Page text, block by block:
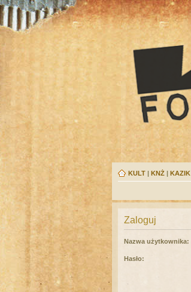
KULT | KNŻ | KAZIK
Zaloguj
Nazwa użytkownika:
Hasło: